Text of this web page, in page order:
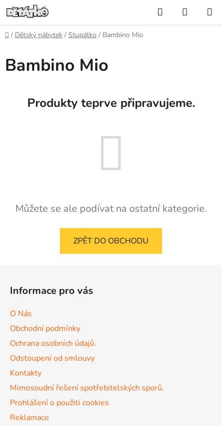
Přejít
na
obsah
Hledat
KOŠÍK
Domů
/ Dětský nábytek / Stupátko / Bambino Mio
Bambino Mio
Produkty teprve připravujeme.
Můžete se ale podívat na ostatní kategorie.
ZPĚT DO OBCHODU
Informace pro vás
O Nás
Obchodní podmínky
Ochrana osobních údajů.
Odstoupení od smlouvy
Kontakty
Mimosoudní řešení spotřebitelských sporů.
Prohlášení o použití cookies
Reklamace